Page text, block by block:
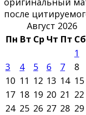
после
Август 2026
Пн Вт Ср Чт Пт Сб
1
3
4 5 6 7 8
10 11 12 13 14 15
17 18 19 20 21 22
24 25 26 27 28 29